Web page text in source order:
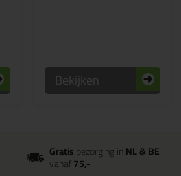
Bekijken
Gratisbezorging inNL & BE
vanaf75,-